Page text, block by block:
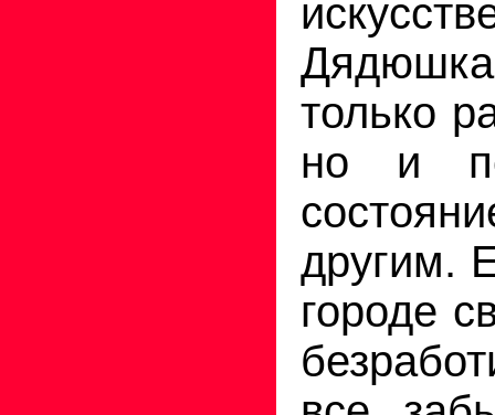
только
но и
другим.
городе